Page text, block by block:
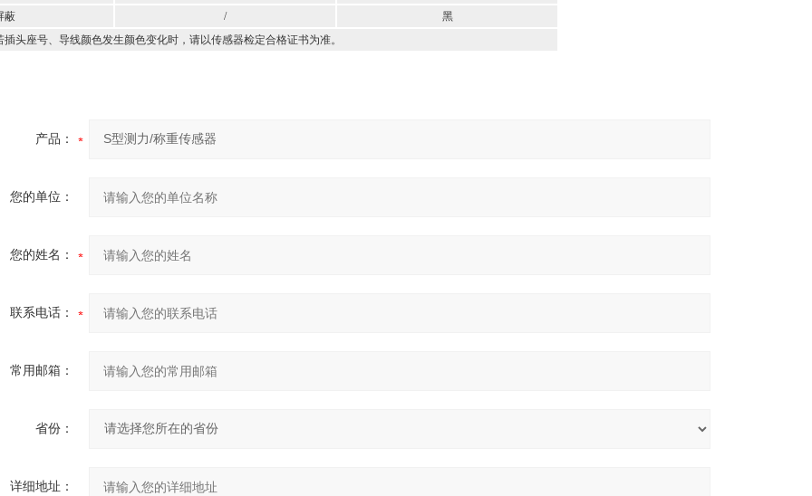
/
黑
座号、导线颜色发生颜色变化时，请以传感器检定合格证书为准。
产品：
您的单位：
您的姓名：
联系电话：
常用邮箱：
省份：
详细地址：